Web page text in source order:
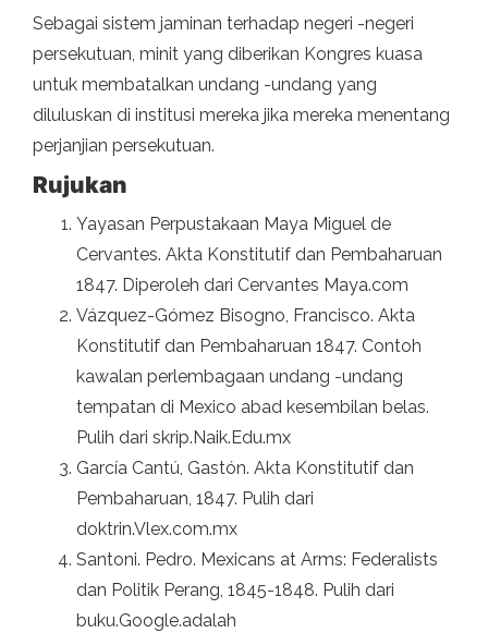
Sebagai sistem jaminan terhadap negeri -negeri
persekutuan, minit yang diberikan Kongres kuasa
untuk membatalkan undang -undang yang
diluluskan di institusi mereka jika mereka menentang
perjanjian persekutuan.
Rujukan
Yayasan Perpustakaan Maya Miguel de
Cervantes. Akta Konstitutif dan Pembaharuan
1847. Diperoleh dari Cervantes Maya.com
Vázquez-Gómez Bisogno, Francisco. Akta
Konstitutif dan Pembaharuan 1847. Contoh
kawalan perlembagaan undang -undang
tempatan di Mexico abad kesembilan belas.
Pulih dari skrip.Naik.Edu.mx
García Cantú, Gastón. Akta Konstitutif dan
Pembaharuan, 1847. Pulih dari
doktrin.Vlex.com.mx
Santoni. Pedro. Mexicans at Arms: Federalists
dan Politik Perang, 1845-1848. Pulih dari
buku.Google.adalah